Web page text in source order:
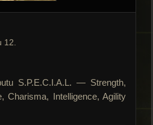
12.
S.P.E.C.I.A.L. — Strength,
Charisma, Intelligence, Agility